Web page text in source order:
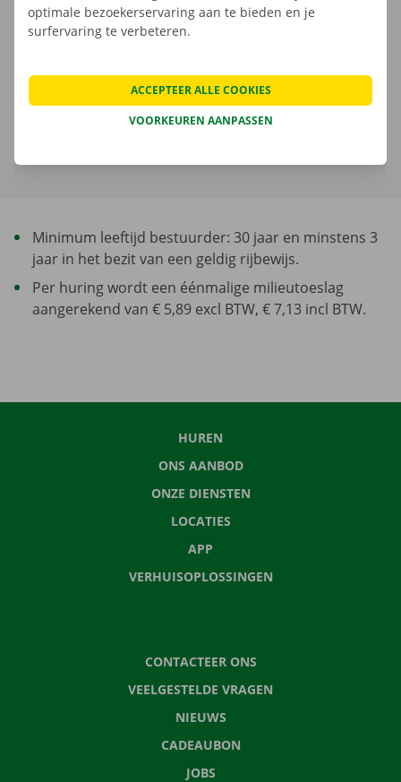
Het brandstofverbruik is niet inbegrepen in de huurprijs.
Er is een waarborg van toepassing. Het bedrag en de
betaalmogelijkheden worden in de volgende stap weergegeven.
Minimum leeftijd bestuurder: 30 jaar en minstens 3
jaar in het bezit van een geldig rijbewijs.
Per huring wordt een éénmalige milieutoeslag
aangerekend van € 5,89 excl BTW, € 7,13 incl BTW.
HUREN
ONS AANBOD
ONZE DIENSTEN
LOCATIES
APP
VERHUISOPLOSSINGEN
CONTACTEER ONS
VEELGESTELDE VRAGEN
NIEUWS
CADEAUBON
JOBS
optimale bezoekerservaring aan te bieden en je
surfervaring te verbeteren.
VOORKEUREN AANPASSEN
ACCEPTEER ALLE COOKIES